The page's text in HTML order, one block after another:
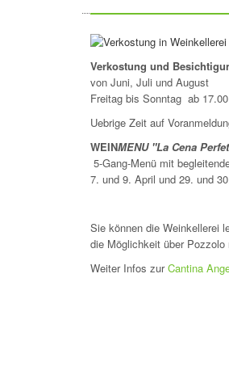
Verkostung und
von Juni, Juli und August
Freitag bis Sonntag ab
Uebrige Zeit auf
WEINMENU "La Cena
5-Gang-Menü mit
7. und 9. April und 29. und
Sie können die Weinkellerei
die Möglichkeit über
Weiter Infos zurCantina